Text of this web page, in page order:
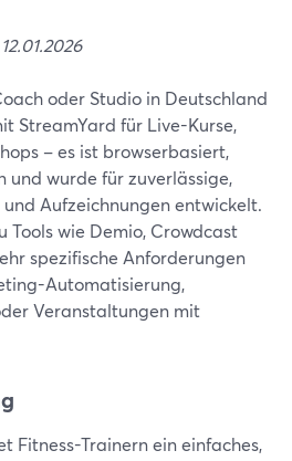
oder Studio in Deutschland
StreamYard für Live-Kurse,
– es ist browserbasiert,
und wurde für zuverlässige,
Aufzeichnungen entwickelt.
Tools wie Demio, Crowdcast
spezifische Anforderungen
Automatisierung,
Veranstaltungen mit
Fitness-Trainern ein einfaches,